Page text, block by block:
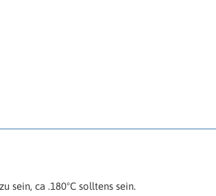
sein, ca .180°C solltens sein.